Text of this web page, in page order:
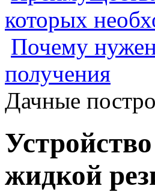
которых
Почему
получения
Дачные
жидкой